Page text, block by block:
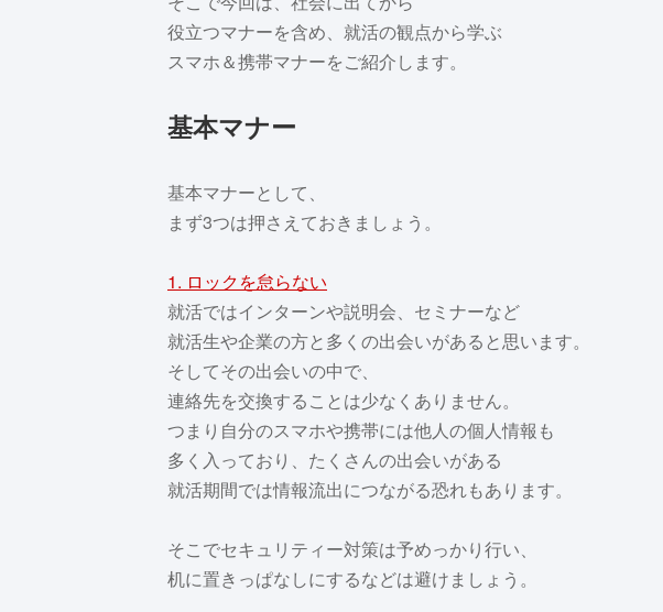
役立つマナーを含め、就活の観点から学ぶ
スマホ＆携帯マナーをご紹介します。
基本マナー
基本マナーとして、
まず3つは押さえておきましょう。
1. ロックを怠らない
就活ではインターンや説明会、セミナーなど
就活生や企業の方と多くの出会いがあると思います。
そしてその出会いの中で、
連絡先を交換することは少なくありません。
つまり自分のスマホや携帯には他人の個人情報も
多く入っており、たくさんの出会いがある
就活期間では情報流出につながる恐れもあります。
そこでセキュリティー対策は予めっかり行い、
机に置きっぱなしにするなどは避けましょう。